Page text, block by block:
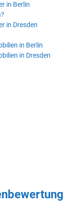
in Berlin
in Dresden
in Berlin
in Dresden